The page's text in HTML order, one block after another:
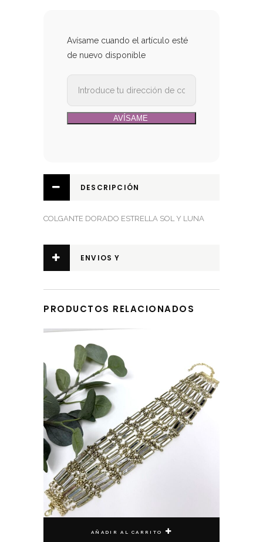
Avísame cuando el artículo esté
de nuevo disponible
DESCRIPCIÓN
COLGANTE DORADO ESTRELLA SOL Y LUNA
ENVIOS Y
PRODUCTOS RELACIONADOS
AÑADIR AL CARRITO